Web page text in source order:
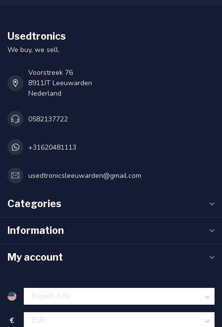
Usedtronics
We buy, we sell.
Voorstreek 76
8911JT Leeuwarden
Nederland
0582137722
+31620481113
usedtronicsleeuwarden@gmail.com
Categories
Information
My account
€